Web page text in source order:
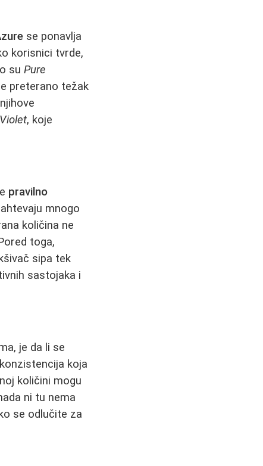
se ponavlja
korisnici tvrde,
suPure
preterano težak
, koje
pravilno
mnogo
količina ne
toga,
sipa tek
sastojaka i
je da li se
koja
količini mogu
ni tu nema
se odlučite za